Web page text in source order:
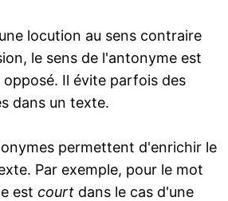
locution au sens contraire
le sens de l'antonyme est
Il évite parfois des
dans un texte.
permettent d'enrichir le
Par exemple, pour le mot
est courtdans le cas d'une